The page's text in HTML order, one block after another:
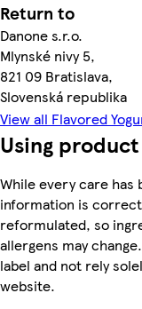
Return to
Danone s.r.o.
Mlynské nivy 5,
821 09 Bratislava,
Slovenská republika
View all Flavored
Using
While every care
information is
reformulated, so
allergens may
label and not rely
website.